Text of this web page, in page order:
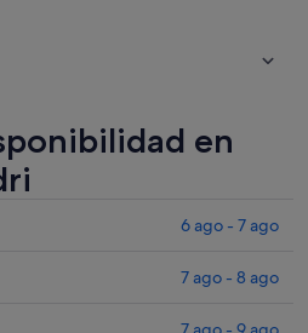
en
6 ago - 7 ago
7 ago - 8 ago